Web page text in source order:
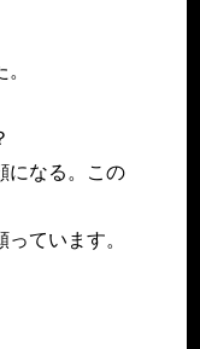
になる。この
ています。